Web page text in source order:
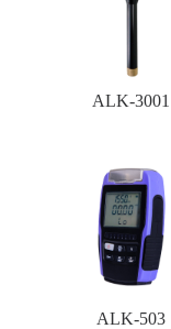
ALK-3001
ALK-503